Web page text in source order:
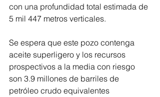
con una profundidad total estimada de
5 mil 447 metros verticales.
Se espera que este pozo contenga
aceite superligero y los recursos
prospectivos a la media con riesgo
son 3.9 millones de barriles de
petróleo crudo equivalentes